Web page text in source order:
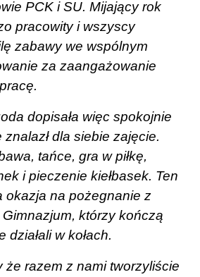
PCK i SU. Mijający rok
pracowity i wszyscy
zabawy we wspólnym
za zaangażowanie
dopisała więc spokojnie
dla siebie zajęcie.
tańce, gra w piłkę,
i pieczenie kiełbasek. Ten
okazja na pożegnanie z
którzy kończą
działali w kołach.
że razem z nami tworzyliście